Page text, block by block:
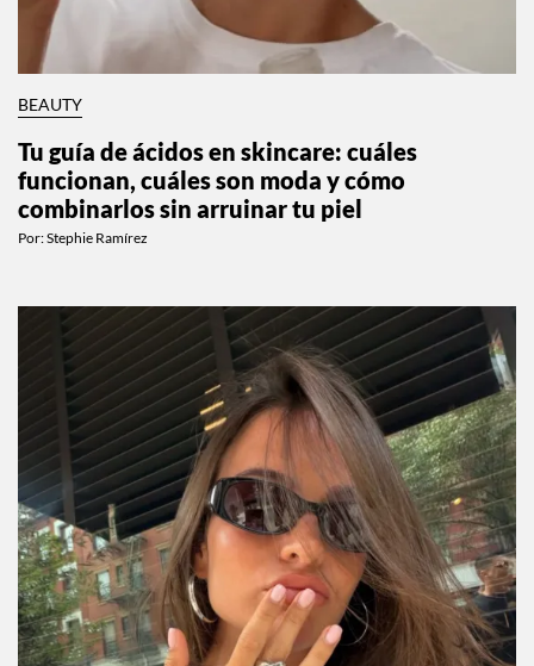
BEAUTY
Tu guía de ácidos en skincare: cuáles
funcionan, cuáles son moda y cómo
combinarlos sin arruinar tu piel
Por:Stephie Ramírez